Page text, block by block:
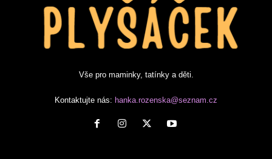
Vše pro maminky, tatínky a děti.
Kontaktujte nás: hanka.rozenska@seznam.cz